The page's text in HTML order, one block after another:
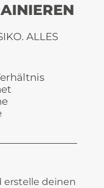
ALLES
erstelle deinen